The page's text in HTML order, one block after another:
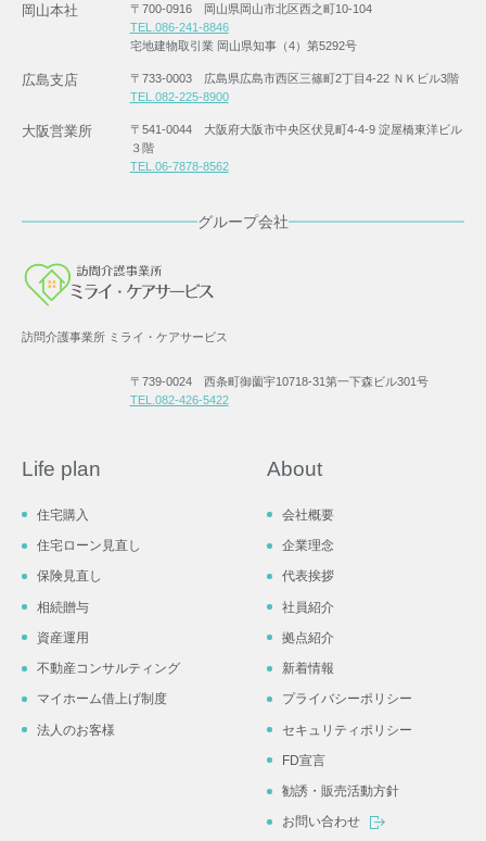
岡山本社
〒700-0916 岡山県岡山市北区西之町10-104
TEL.086-241-8846
宅地建物取引業 岡山県知事（4）第5292号
広島支店
〒733-0003 広島県広島市西区三篠町2丁目4-22 ＮＫビル3階
TEL.082-225-8900
大阪営業所
〒541-0044 大阪府大阪市中央区伏見町4-4-9 淀屋橋東洋ビル
３階
TEL.06-7878-8562
グループ会社
訪問介護事業所 ミライ・ケアサービス
〒739-0024 西条町御薗宇10718-31第一下森ビル301号
TEL.082-426-5422
Life plan
住宅購入
住宅ローン見直し
保険見直し
相続贈与
資産運用
不動産コンサルティング
マイホーム借上げ制度
法人のお客様
About
会社概要
企業理念
代表挨拶
社員紹介
拠点紹介
新着情報
プライバシーポリシー
セキュリティポリシー
FD宣言
勧誘・販売活動方針
お問い合わせ